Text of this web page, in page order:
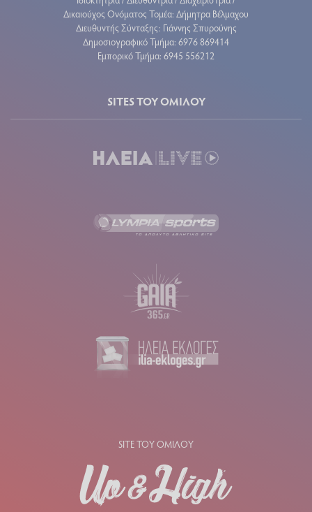
Δικαιούχος Ονόματος Τομέα: Δήμητρα Βέλμαχου
Διευθυντής Σύνταξης: Γιάννης Σπυρούνης
Δημοσιογραφικό Τμήμα: 6976 869414
Εμπορικό Τμήμα: 6945 556212
SITES ΤΟΥ ΟΜΙΛΟΥ
SITE ΤΟΥ ΟΜΙΛΟΥ